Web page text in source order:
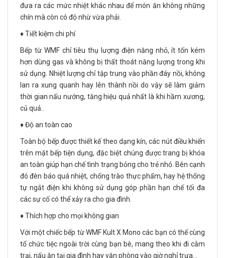
đưa ra các mức nhiệt khác nhau để món ăn không những
chín mà còn có độ nhừ vừa phải.
♦️ Tiết kiệm chi phí
Bếp từ WMF chỉ tiêu thụ lượng điện năng nhỏ, ít tốn kém
hơn dùng gas và không bị thất thoát năng lượng trong khi
sử dụng. Nhiệt lượng chỉ tập trung vào phần đáy nồi, không
lan ra xung quanh hay lên thành nồi do vậy sẽ làm giảm
thời gian nấu nướng, tăng hiệu quả nhất là khi hầm xương,
củ quả..
♦️ Độ an toàn cao
Toàn bộ bếp được thiết kế theo dạng kín, các nút điều khiển
trên mặt bếp tiện dụng, đặc biệt chúng được trang bị khóa
an toàn giúp hạn chế tình trạng bỏng cho trẻ nhỏ. Bên cạnh
đó đèn báo quá nhiệt, chống trào thực phẩm, hay hệ thống
tự ngắt điện khi không sử dụng góp phần hạn chế tối đa
các sự cố có thể xảy ra cho gia đình.
♦️ Thích hợp cho mọi không gian
Với một chiếc bếp từ WMF Kult X Mono các bạn có thể cùng
tổ chức tiệc ngoài trời cùng bạn bè, mang theo khi đi cắm
trại, nấu ăn tại gia đình hay văn phòng vào giờ nghỉ trưa…